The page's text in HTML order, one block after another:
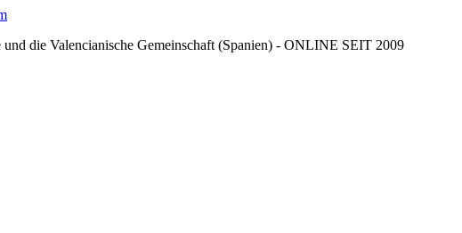
die Valencianische Gemeinschaft (Spanien) - ONLINE SEIT 2009